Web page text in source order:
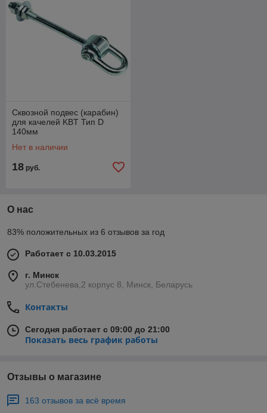
Сквозной подвес (карабин)
для качелей KBT Тип D
140мм
Нет в наличии
18 руб.
О нас
83% положительных из 6 отзывов за год
Работает с 10.03.2015
г. Минск
ул.Стебенева,2 корпус 8, Минск, Беларусь
Контакты
Сегодня работает с 09:00 до 21:00
Показать весь график работы
Отзывы о магазине
163 отзывов за всё время